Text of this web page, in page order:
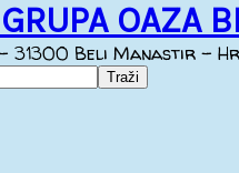
OAZA
31300 Beli Manastir -